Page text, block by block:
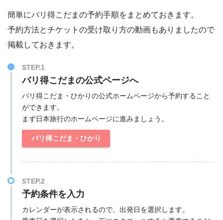
簡単にバリ得こだまの予約手順をまとめておきます。
予約方法とチケットの受け取り方の動画もありましたので
掲載しておきます。
STEP.1
バリ得こだまの公式ページへ
バリ得こだま・ひかりの公式ホームページから予約すること
ができます。
まず日本旅行のホームページに進みましょう。
バリ得こだま・ひかり
STEP.2
予約条件を入力
カレンダーが表示されるので、出発日を選択します。